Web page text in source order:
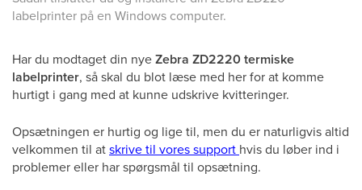
labelprinter på en Windows computer.
Har du modtaget din nyeZebra ZD2220 termiske
labelprinter, så skal du blot læse med her for at komme
hurtigt i gang med at kunne udskrive kvitteringer.
Opsætningen er hurtig og lige til, men du er naturligvis altid
velkommen til atskrive til vores support hvis du løber ind i
problemer eller har spørgsmål til opsætning.